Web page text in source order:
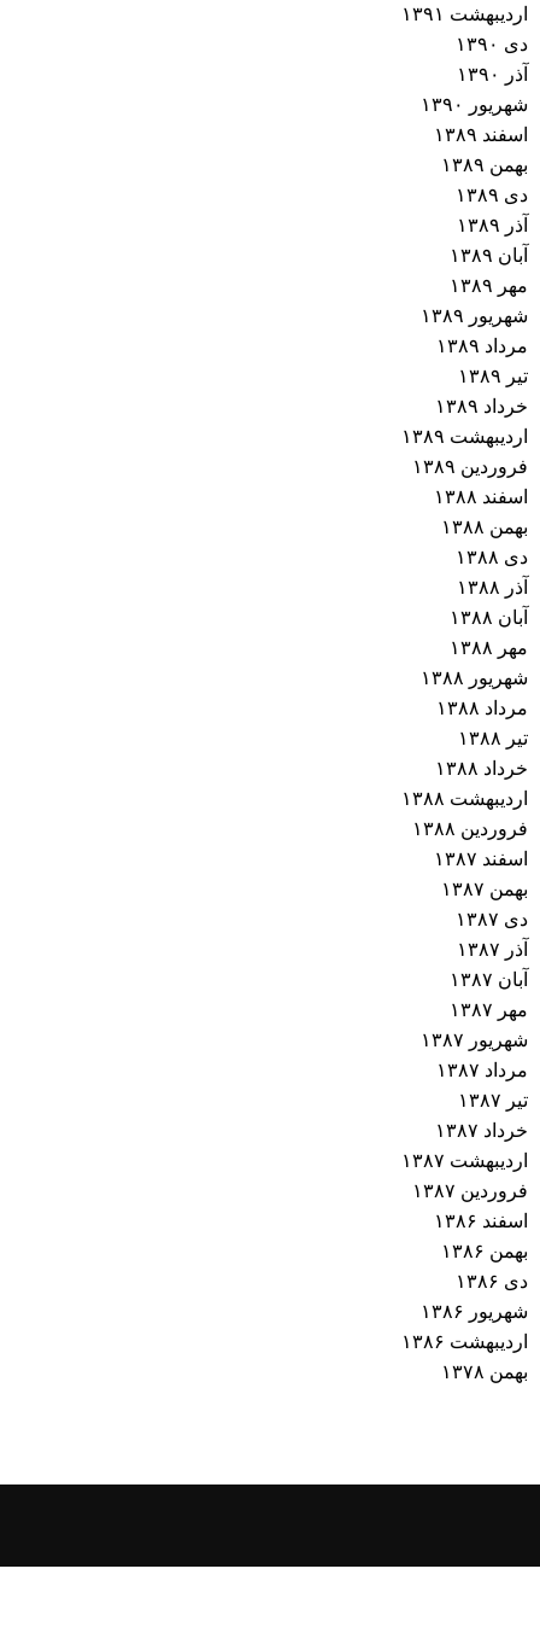
اردیبهشت ۱۳۹۱
دی ۱۳۹۰
آذر ۱۳۹۰
شهریور ۱۳۹۰
اسفند ۱۳۸۹
بهمن ۱۳۸۹
دی ۱۳۸۹
آذر ۱۳۸۹
آبان ۱۳۸۹
مهر ۱۳۸۹
شهریور ۱۳۸۹
مرداد ۱۳۸۹
تیر ۱۳۸۹
خرداد ۱۳۸۹
اردیبهشت ۱۳۸۹
فروردین ۱۳۸۹
اسفند ۱۳۸۸
بهمن ۱۳۸۸
دی ۱۳۸۸
آذر ۱۳۸۸
آبان ۱۳۸۸
مهر ۱۳۸۸
شهریور ۱۳۸۸
مرداد ۱۳۸۸
تیر ۱۳۸۸
خرداد ۱۳۸۸
اردیبهشت ۱۳۸۸
فروردین ۱۳۸۸
اسفند ۱۳۸۷
بهمن ۱۳۸۷
دی ۱۳۸۷
آذر ۱۳۸۷
آبان ۱۳۸۷
مهر ۱۳۸۷
شهریور ۱۳۸۷
مرداد ۱۳۸۷
تیر ۱۳۸۷
خرداد ۱۳۸۷
اردیبهشت ۱۳۸۷
فروردین ۱۳۸۷
اسفند ۱۳۸۶
بهمن ۱۳۸۶
دی ۱۳۸۶
شهریور ۱۳۸۶
اردیبهشت ۱۳۸۶
بهمن ۱۳۷۸